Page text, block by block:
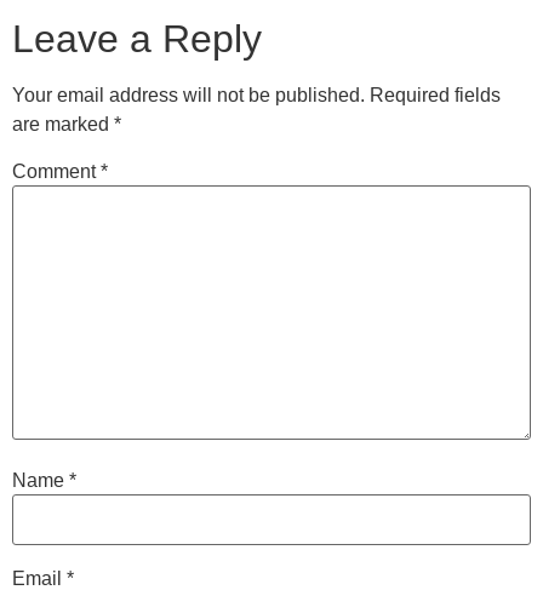
Leave a Reply
Your email address will not be published. Required fields
are marked *
Comment*
Name *
Email *